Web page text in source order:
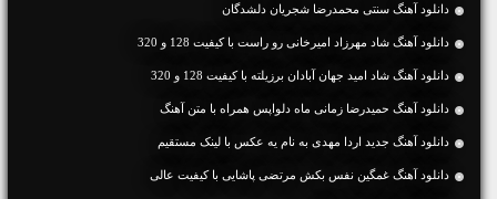
دانلود آهنگ سنتی محمدرضا شجریان دلشدگان
دانلود آهنگ شاد مهرزاد امیرخانی رو راست با کیفیت 128 و 320
دانلود آهنگ شاد امید جهان آبادان برزیلته با کیفیت 128 و 320
دانلود آهنگ حمیدرضا زمانی ماه دلواپس همراه با متن آهنگ
دانلود آهنگ جديد اردا مهدی به نام یه عکس با لینک مستقیم
دانلود آهنگ غمگین نفس بکش مرتضی پاشایی با کیفیت عالی